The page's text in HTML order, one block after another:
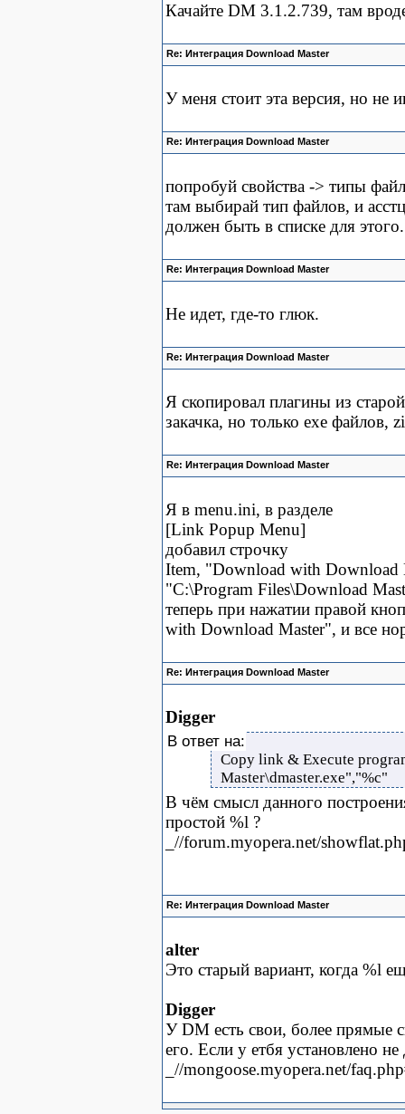
Качайте DM 3.1.2.739, там
Re: Интеграция Download Master
У меня стоит эта версия, но не
Re: Интеграция Download Master
попробуй свойства -> типы
там выбирай тип файлов, и
должен быть в списке для
Re: Интеграция Download Master
Не идет, где-то глюк.
Re: Интеграция Download Master
Я скопировал плагины из
закачка, но только exe файлов,
Re: Интеграция Download Master
Я в menu.ini, в разделе
[Link Popup Menu]
добавил строчку
Item, "Download with Download
"C:\Program Files\Download
теперь при нажатии правой
with Download Master", и все
Re: Интеграция Download Master
Digger
В ответ на:
Copy link & Execute
Master\dmaster.exe","%c"
В чём смысл данного
простой %l ?
_//forum.myopera.net/
Re: Интеграция Download Master
alter
Это старый вариант, когда %l
Digger
У DM есть свои, более прямые
его. Если у етбя установлено
_//mongoose.myopera.net/